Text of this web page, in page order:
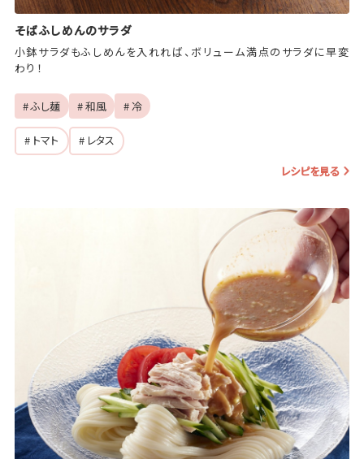
そばふしめんのサラダ
小鉢サラダもふしめんを入れれば、ボリューム満点のサラダに早変
わり！
# ふし麺 # 和風 # 冷
# トマト
# レタス
レシピを見る